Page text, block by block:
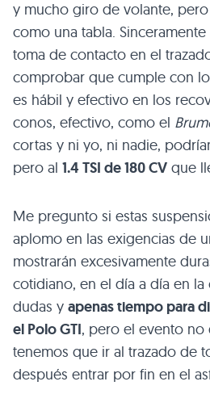
y mucho giro de volante,
como una tabla.
toma de contacto en el
comprobar que cumple con
es hábil y efectivo en los
conos, efectivo, como el
cortas y ni yo, ni nadie,
pero al 1.4 TSI de 180 CV que
Me pregunto si estas
aplomo en las exigencias de
mostrarán excesivamente
cotidiano, en el día a día en la
dudas y apenas tiempo para
el PoloGTI, pero el evento no
tenemos que ir al trazado de
después entrar por fin en el